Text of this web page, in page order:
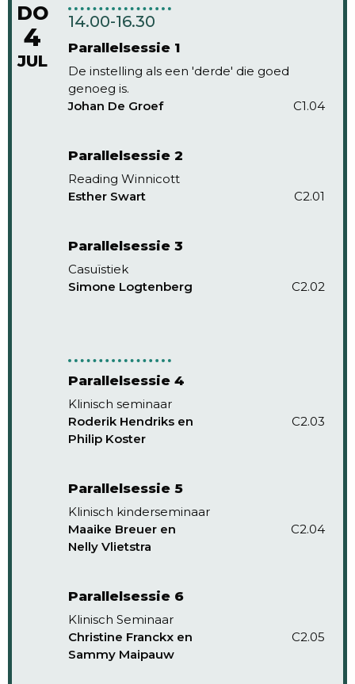
DO
4
JUL
14.00-16.30
Parallelsessie 1
De instelling als een 'derde' die goed
genoeg is.
Johan De Groef
C1.04
Parallelsessie 2
Reading Winnicott
Esther Swart
C2.01
Parallelsessie 3
Casuïstiek
Simone Logtenberg
C2.02
Parallelsessie 4
Klinisch seminaar
Roderik Hendriks en
Philip Koster
C2.03
Parallelsessie 5
Klinisch kinderseminaar
Maaike Breuer en
Nelly Vlietstra
C2.04
Parallelsessie 6
Klinisch Seminaar
Christine Franckx en
Sammy Maipauw
C2.05